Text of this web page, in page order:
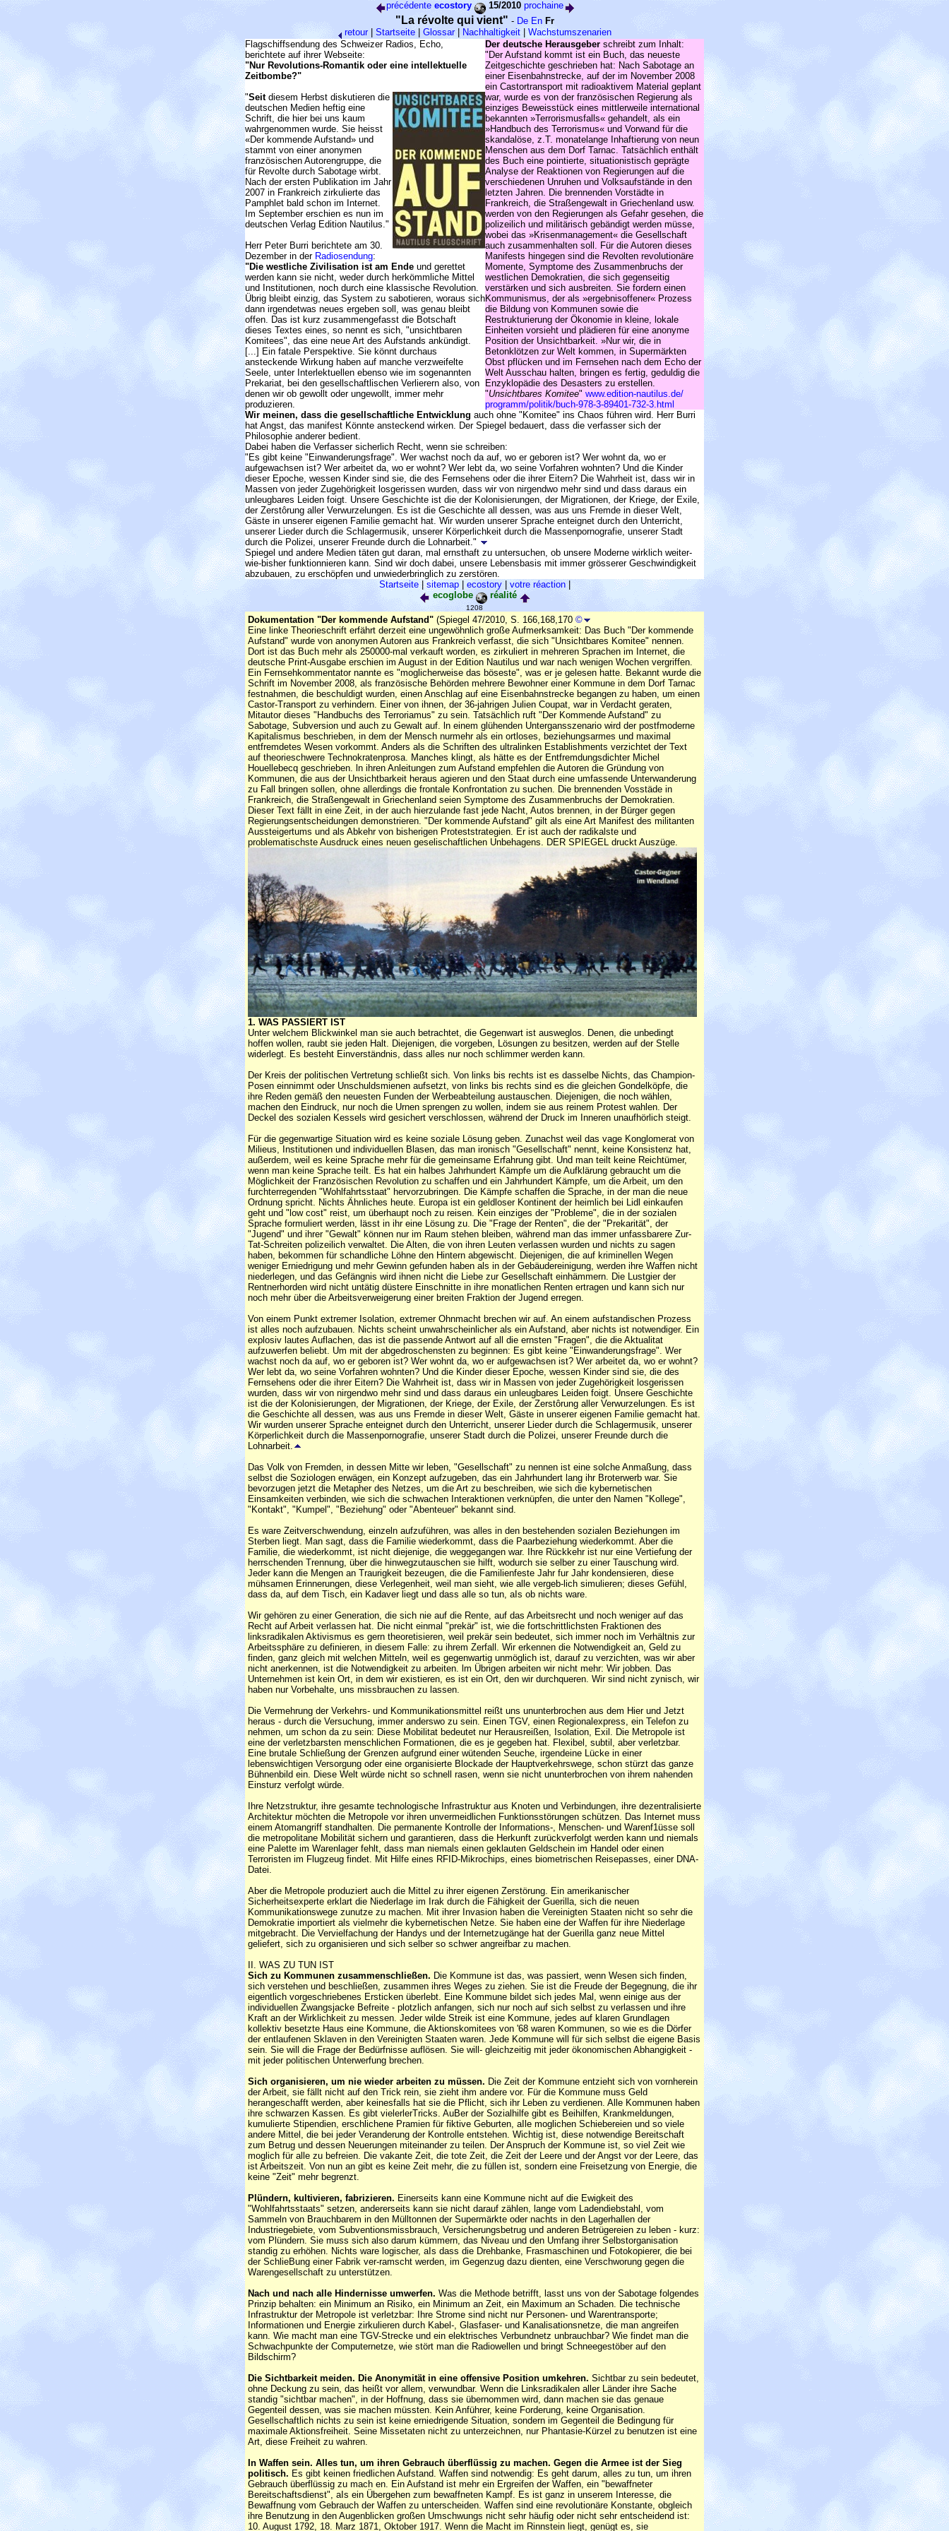
précédente ecostory 15/2010 prochaine
"La révolte qui vient" - De En Fr
retour| Startseite| Glossar| Nachhaltigkeit| Wachstumszenarien
Flagschiffsendung des Schweizer Radios, Echo,
berichtete auf ihrer Webseite:
"Nur Revolutions-Romantik oder eine intellektuelle
Zeitbombe?"
"Seitdiesem Herbst diskutieren die
deutschen Medien heftig eine
Schrift, die hier bei uns kaum
wahrgenommen wurde. Sie heisst
«Der kommende Aufstand» und
stammt von einer anonymen
französischen Autorengruppe, die
für Revolte durch Sabotage wirbt.
Nach der ersten Publikation im Jahr
2007 in Frankreich zirkulierte das
Pamphlet bald schon im Internet.
Im September erschien es nun im
deutschen Verlag Edition Nautilus."
Herr Peter Burri berichtete am 30.
Dezember in der Radiosendung:
"Die westliche Zivilisation ist am Ende und gerettet
werden kann sie nicht, weder durch herkömmliche Mittel
und Institutionen, noch durch eine klassische Revolution.
Übrig bleibt einzig, das System zu sabotieren, woraus sich
dann irgendetwas neues ergeben soll, was genau bleibt
offen. Das ist kurz zusammengefasst die Botschaft
dieses Textes eines, so nennt es sich, "unsichtbaren
Komitees", das eine neue Art des Aufstands ankündigt.
[...] Ein fatale Perspektive. Sie könnt durchaus
ansteckende Wirkung haben auf manche verzweifelte
Seele, unter Interlektuellen ebenso wie im sogenannten
Prekariat, bei den gesellschaftlischen Verlierern also, von
denen wir ob gewollt oder ungewollt, immer mehr
produzieren.
Der deutsche Herausgeber schreibt zum Inhalt:
"Der Aufstand kommt ist ein Buch, das neueste
Zeitgeschichte geschrieben hat: Nach Sabotage an
einer Eisenbahnstrecke, auf der im November 2008
ein Castortransport mit radioaktivem Material geplant
war, wurde es von der französischen Regierung als
einziges Beweisstück eines mittlerweile international
bekannten »Terrorismusfalls« gehandelt, als ein
»Handbuch des Terrorismus« und Vorwand für die
skandalöse, z.T. monatelange Inhaftierung von neun
Menschen aus dem Dorf Tarnac. Tatsächlich enthält
des Buch eine pointierte, situationistisch geprägte
Analyse der Reaktionen von Regierungen auf die
verschiedenen Unruhen und Volksaufstände in den
letzten Jahren. Die brennenden Vorstädte in
Frankreich, die Straßengewalt in Griechenland usw.
werden von den Regierungen als Gefahr gesehen, die
polizeilich und militärisch gebändigt werden müsse,
wobei das »Krisenmanagement« die Gesellschaft
auch zusammenhalten soll. Für die Autoren dieses
Manifests hingegen sind die Revolten revolutionäre
Momente, Symptome des Zusammenbruchs der
westlichen Demokratien, die sich gegenseitig
verstärken und sich ausbreiten. Sie fordern einen
Kommunismus, der als »ergebnisoffener« Prozess
die Bildung von Kommunen sowie die
Restrukturierung der Ökonomie in kleine, lokale
Einheiten vorsieht und plädieren für eine anonyme
Position der Unsichtbarkeit. »Nur wir, die in
Betonklötzen zur Welt kommen, in Supermärkten
Obst pflücken und im Fernsehen nach dem Echo der
Welt Ausschau halten, bringen es fertig, geduldig die
Enzyklopädie des Desasters zu erstellen.
"Unsichtbares Komitee" www.edition-nautilus.de/
programm/politik/buch-978-3-89401-732-3.html
Wir meinen, dass die gesellschaftliche Entwicklung auch ohne "Komitee" ins Chaos führen wird. Herr Burri
hat Angst, das manifest Könnte ansteckend wirken. Der Spiegel bedauert, dass die verfasser sich der
Philosophie anderer bedient.
Dabei haben die Verfasser sicherlich Recht, wenn sie schreiben:
"Es gibt keine "Einwanderungsfrage". Wer wachst noch da auf, wo er geboren ist? Wer wohnt da, wo er
aufgewachsen ist? Wer arbeitet da, wo er wohnt? Wer lebt da, wo seine Vorfahren wohnten? Und die Kinder
dieser Epoche, wessen Kinder sind sie, die des Fernsehens oder die ihrer Eitern? Die Wahrheit ist, dass wir in
Massen von jeder Zugehörigkeit losgerissen wurden, dass wir von nirgendwo mehr sind und dass daraus ein
unleugbares Leiden foigt. Unsere Geschichte ist die der Kolonisierungen, der Migrationen, der Kriege, der Exile,
der Zerstôrung aller Verwurzelungen. Es ist die Geschichte all dessen, was aus uns Fremde in dieser Welt,
Gäste in unserer eigenen Familie gemacht hat. Wir wurden unserer Sprache enteignet durch den Unterricht,
unserer Lieder durch die Schlagermusik, unserer Körperlichkeit durch die Massenpornografie, unserer Stadt
durch die Polizei, unserer Freunde durch die Lohnarbeit."
Spiegel und andere Medien täten gut daran, mal ernsthaft zu untersuchen, ob unsere Moderne wirklich weiter-
wie-bisher funktionnieren kann. Sind wir doch dabei, unsere Lebensbasis mit immer grösserer Geschwindigkeit
abzubauen, zu erschöpfen und unwiederbringlich zu zerstören.
Startseite|sitemap|ecostory| votre réaction|
ecoglobe
réalité
1208
Dokumentation "Der kommende Aufstand" (Spiegel 47/2010, S. 166,168,170 ©
Eine linke Theorieschrift erfährt derzeit eine ungewöhnlich große Aufmerksamkeit: Das Buch "Der kommende
Aufstand" wurde von anonymen Autoren aus Frankreich verfasst, die sich "Unsichtbares Komitee" nennen.
Dort ist das Buch mehr als 250000-mal verkauft worden, es zirkuliert in mehreren Sprachen im Internet, die
deutsche Print-Ausgabe erschien im August in der Edition Nautilus und war nach wenigen Wochen vergriffen.
Ein Fernsehkommentator nannte es "moglicherweise das böseste", was er je gelesen hatte. Bekannt wurde die
Schrift im November 2008, als französische Behörden mehrere Bewohner einer Kommune in dem Dorf Tarnac
festnahmen, die beschuldigt wurden, einen Anschlag auf eine Eisenbahnstrecke begangen zu haben, um einen
Castor-Transport zu verhindern. Einer von ihnen, der 36-jahrigen Julien Coupat, war in Verdacht geraten,
Mitautor dieses "Handbuchs des Terroriamus" zu sein. Tatsächlich ruft "Der Kommende Aufstand" zu
Sabotage, Subversion und auch zu Gewalt auf. ln einem glühenden Untergansszenario wird der postfmoderne
Kapitalismus beschrieben, in dem der Mensch nurmehr als ein ortloses, beziehungsarmes und maximal
entfremdetes Wesen vorkommt. Anders als die Schriften des ultralinken Establishments verzichtet der Text
auf theorieschwere Technokratenprosa. Manches klingt, als hätte es der Entfremdungsdichter Michel
Houellebecq geschrieben. ln ihren Anleitungen zum Aufstand empfehlen die Autoren die Gründung von
Kommunen, die aus der Unsichtbarkeit heraus agieren und den Staat durch eine umfassende Unterwanderung
zu Fall bringen sollen, ohne allerdings die frontale Konfrontation zu suchen. Die brennenden Vosstäde in
Frankreich, die Straßengewalt in Griechenland seien Symptome des Zusammenbruchs der Demokratien.
Dieser Text fällt in eine Zeit, in der auch hierzulande fast jede Nacht, Autos brennen, in der Bürger gegen
Regierungsentscheidungen demonstrieren. "Der kommende Aufstand" gilt als eine Art Manifest des militanten
Aussteigertums und als Abkehr von bisherigen Proteststrategien. Er ist auch der radikalste und
problematischste Ausdruck eines neuen geselischaftlichen Unbehagens. DER SPIEGEL druckt Auszüge.
1. WAS PASSIERT IST
Unter welchem Blickwinkel man sie auch betrachtet, die Gegenwart ist ausweglos. Denen, die unbedingt
hoffen wollen, raubt sie jeden Halt. Diejenigen, die vorgeben, Lösungen zu besitzen, werden auf der Stelle
widerlegt. Es besteht Einverständnis, dass alles nur noch schlimmer werden kann.
Der Kreis der politischen Vertretung schließt sich. Von links bis rechts ist es dasselbe Nichts, das Champion-
Posen einnimmt oder Unschuldsmienen aufsetzt, von links bis rechts sind es die gleichen Gondelköpfe, die
ihre Reden gemäß den neuesten Funden der Werbeabteilung austauschen. Diejenigen, die noch wählen,
machen den Eindruck, nur noch die Urnen sprengen zu wollen, indem sie aus reinem Protest wahlen. Der
Deckel des sozialen Kessels wird gesichert verschlossen, während der Druck im Inneren unaufhörlich steigt.
Für die gegenwartige Situation wird es keine soziale Lösung geben. Zunachst weil das vage Konglomerat von
Milieus, Institutionen und individuellen Blasen, das man ironisch "Gesellschaft" nennt, keine Konsistenz hat,
außerdem, weil es keine Sprache mehr für die gemeinsame Erfahrung gibt. Und man teilt keine Reichtümer,
wenn man keine Sprache teilt. Es hat ein halbes Jahrhundert Kämpfe um die Aufklärung gebraucht um die
Möglichkeit der Französischen Revolution zu schaffen und ein Jahrhundert Kämpfe, um die Arbeit, um den
furchterregenden "Wohlfahrtsstaat" hervorzubringen. Die Kämpfe schaffen die Sprache, in der man die neue
Ordnung spricht. Nichts Ähnliches heute. Europa ist ein geldloser Kontinent der heimlich bei Lidl einkaufen
geht und "low cost" reist, um überhaupt noch zu reisen. Kein einziges der "Probleme", die in der sozialen
Sprache formuliert werden, lässt in ihr eine Lösung zu. Die "Frage der Renten", die der "Prekarität", der
"Jugend" und ihrer "Gewalt" können nur im Raum stehen bleiben, während man das immer unfassbarere Zur-
Tat-Schreiten polizeilich verwaltet. Die Alten, die von ihren Leuten verlassen wurden und nichts zu sagen
haben, bekommen für schandliche Löhne den Hintern abgewischt. Diejenigen, die auf kriminellen Wegen
weniger Erniedrigung und mehr Gewinn gefunden haben als in der Gebäudereinigung, werden ihre Waffen nicht
niederlegen, und das Gefängnis wird ihnen nicht die Liebe zur Gesellschaft einhämmern. Die Lustgier der
Rentnerhorden wird nicht untätig düstere Einschnitte in ihre monatlichen Renten ertragen und kann sich nur
noch mehr über die Arbeitsverweigerung einer breiten Fraktion der Jugend erregen.
Von einem Punkt extremer Isolation, extremer Ohnmacht brechen wir auf. An einem aufstandischen Prozess
ist alles noch aufzubauen. Nichts scheint unwahrscheinlicher als ein Aufstand, aber nichts ist notwendiger. Ein
explosiv lautes Auflachen, das ist die passende Antwort auf all die ernsten "Fragen", die die Aktualitat
aufzuwerfen beliebt. Um mit der abgedroschensten zu beginnen: Es gibt keine "Einwanderungsfrage". Wer
wachst noch da auf, wo er geboren ist? Wer wohnt da, wo er aufgewachsen ist? Wer arbeitet da, wo er wohnt?
Wer lebt da, wo seine Vorfahren wohnten? Und die Kinder dieser Epoche, wessen Kinder sind sie, die des
Fernsehens oder die ihrer Eitern? Die Wahrheit ist, dass wir in Massen von jeder Zugehörigkeit losgerissen
wurden, dass wir von nirgendwo mehr sind und dass daraus ein unleugbares Leiden foigt. Unsere Geschichte
ist die der Kolonisierungen, der Migrationen, der Kriege, der Exile, der Zerstôrung aller Verwurzelungen. Es ist
die Geschichte all dessen, was aus uns Fremde in dieser Welt, Gäste in unserer eigenen Familie gemacht hat.
Wir wurden unserer Sprache enteignet durch den Unterricht, unserer Lieder durch die Schlagermusik, unserer
Körperlichkeit durch die Massenpornografie, unserer Stadt durch die Polizei, unserer Freunde durch die
Lohnarbeit.
Das Volk von Fremden, in dessen Mitte wir leben, "Gesellschaft" zu nennen ist eine solche Anmaßung, dass
selbst die Soziologen erwägen, ein Konzept aufzugeben, das ein Jahrhundert lang ihr Broterwerb war. Sie
bevorzugen jetzt die Metapher des Netzes, um die Art zu beschreiben, wie sich die kybernetischen
Einsamkeiten verbinden, wie sich die schwachen Interaktionen verknüpfen, die unter den Namen "Kollege",
"Kontakt", "Kumpel", "Beziehung" oder "Abenteuer" bekannt sind.
Es ware Zeitverschwendung, einzeln aufzuführen, was alles in den bestehenden sozialen Beziehungen im
Sterben liegt. Man sagt, dass die Familie wiederkommt, dass die Paarbeziehung wiederkommt. Aber die
Familie, die wiederkommt, ist nicht diejenige, die weggegangen war. Ihre Rückkehr ist nur eine Vertiefung der
herrschenden Trennung, über die hinwegzutauschen sie hilft, wodurch sie selber zu einer Tauschung wird.
Jeder kann die Mengen an Traurigkeit bezeugen, die die Familienfeste Jahr fur Jahr kondensieren, diese
mühsamen Erinnerungen, diese Verlegenheit, weil man sieht, wie alle vergeb-lich simulieren; dieses Gefühl,
dass da, auf dem Tisch, ein Kadaver liegt und dass alle so tun, aIs ob nichts ware.
Wir gehören zu einer Generation, die sich nie auf die Rente, auf das Arbeitsrecht und noch weniger auf das
Recht auf Arbeit verlassen hat. Die nicht einmal "prekär" ist, wie die fortschrittlichsten Fraktionen des
linksradikalen Aktivismus es gern theoretisieren, weil prekär sein bedeutet, sich immer noch im Verhältnis zur
Arbeitssphäre zu definieren, in diesem Falle: zu ihrem Zerfall. Wir erkennen die Notwendigkeit an, Geld zu
finden, ganz gleich mit welchen Mitteln, weil es gegenwartig unmöglich ist, darauf zu verzichten, was wir aber
nicht anerkennen, ist die Notwendigkeit zu arbeiten. lm Übrigen arbeiten wir nicht mehr: Wir jobben. Das
Unternehmen ist kein Ort, in dem wir existieren, es ist ein Ort, den wir durchqueren. Wir sind nicht zynisch, wir
haben nur Vorbehalte, uns missbrauchen zu lassen.
Die Vermehrung der Verkehrs- und Kommunikationsmittel reißt uns ununterbrochen aus dem Hier und Jetzt
heraus - durch die Versuchung, immer anderswo zu sein. Einen TGV, einen Regionalexpress, ein Telefon zu
nehmen, um schon da zu sein: Diese Mobilitat bedeutet nur Herausreißen, Isolation, Exil. Die Metropole ist
eine der verletzbarsten menschlichen Formationen, die es je gegeben hat. Flexibel, subtil, aber verletzbar.
Eine brutale Schließung der Grenzen aufgrund einer wütenden Seuche, irgendeine Lücke in einer
lebenswichtigen Versorgung oder eine organisierte Blockade der Hauptverkehrswege, schon stürzt das ganze
Bühnenbild ein. Diese Welt würde nicht so schnell rasen, wenn sie nicht ununterbrochen von ihrem nahenden
Einsturz verfolgt würde.
Ihre Netzstruktur, ihre gesamte technologische Infrastruktur aus Knoten und Verbindungen, ihre dezentralisierte
Architektur möchten die Metropole vor ihren unvermeidlichen Funktionsstörungen schützen. Das Internet muss
einem Atomangriff standhalten. Die permanente Kontrolle der Informations-, Menschen- und Warenf1üsse soll
die metropolitane Mobilität sichern und garantieren, dass die Herkunft zurückverfolgt werden kann und niemals
eine Palette im Warenlager fehlt, dass man niemals einen geklauten Geldschein im Handel oder einen
Terroristen im Flugzeug findet. Mit Hilfe eines RFID-Mikrochips, eines biometrischen Reisepasses, einer DNA-
Datei.
Aber die Metropole produziert auch die Mittel zu ihrer eigenen Zerstörung. Ein amerikanischer
Sicherheitsexperte erklart die Niederlage im Irak durch die Fähigkeit der Guerilla, sich die neuen
Kommunikationswege zunutze zu machen. Mit ihrer Invasion haben die Vereinigten Staaten nicht so sehr die
Demokratie importiert als vielmehr die kybernetischen Netze. Sie haben eine der Waffen für ihre Niederlage
mitgebracht. Die Vervielfachung der Handys und der Internetzugänge hat der Guerilla ganz neue Mittel
geliefert, sich zu organisieren und sich selber so schwer angreifbar zu machen.
II. WAS ZU TUN IST
Sich zu Kommunen zusammenschließen. Die Kommune ist das, was passiert, wenn Wesen sich finden,
sich verstehen und beschließen, zusammen ihres Weges zu ziehen. Sie ist die Freude der Begegnung, die ihr
eigentlich vorgeschriebenes Ersticken überlebt. Eine Kommune bildet sich jedes Mal, wenn einige aus der
individuellen Zwangsjacke Befreite - plotzlich anfangen, sich nur noch auf sich selbst zu verlassen und ihre
Kraft an der Wirklichkeit zu messen. Jeder wilde Streik ist eine Kommune, jedes auf klaren Grundlagen
kollektiv besetzte Haus eine Kommune, die Aktionskomitees von '68 waren Kommunen, so wie es die Dörfer
der entlaufenen Sklaven in den Vereinigten Staaten waren. Jede Kommune will für sich selbst die eigene Basis
sein. Sie will die Frage der Bedürfnisse auflösen. Sie will- gleichzeitig mit jeder ökonomischen Abhangigkeit -
mit jeder politischen Unterwerfung brechen.
Sich organisieren, um nie wieder arbeiten zu müssen. Die Zeit der Kommune entzieht sich von vornherein
der Arbeit, sie fällt nicht auf den Trick rein, sie zieht ihm andere vor. Für die Kommune muss Geld
herangeschafft werden, aber keinesfalls hat sie die Pflicht, sich ihr Leben zu verdienen. Alle Kommunen haben
ihre schwarzen Kassen. Es gibt vielerlerTricks. AuBer der Sozialhilfe gibt es Beihilfen, Krankmeldungen,
kumulierte Stipendien, erschlichene Pramien für fiktive Geburten, aIle moglichen Schiebereien und so viele
andere Mittel, die bei jeder Veranderung der Kontrolle entstehen. Wichtig ist, diese notwendige Bereitschaft
zum Betrug und dessen Neuerungen miteinander zu teilen. Der Anspruch der Kommune ist, so viel Zeit wie
moglich für alle zu befreien. Die vakante Zeit, die tote Zeit, die Zeit der Leere und der Angst vor der Leere, das
ist Arbeitszeit. Von nun an gibt es keine Zeit mehr, die zu füllen ist, sondern eine Freisetzung von Energie, die
keine "Zeit" mehr begrenzt.
Plündern, kultivieren, fabrizieren. Einerseits kann eine Kommune nicht auf die Ewigkeit des
"Wohlfahrtsstaats" setzen, andererseits kann sie nicht darauf zählen, lange vom Ladendiebstahl, vom
Sammeln von Brauchbarem in den Mülltonnen der Supermärkte oder nachts in den Lagerhallen der
Industriegebiete, vom Subventionsmissbrauch, Versicherungsbetrug und anderen Betrügereien zu leben - kurz:
vom Plündern. Sie muss sich also darum kümmern, das Niveau und den Umfang ihrer Selbstorganisation
standig zu erhöhen. Nichts ware logischer, aIs dass die Drehbanke, Frasmaschinen und Fotokopierer, die bei
der SchlieBung einer Fabrik ver-ramscht werden, im Gegenzug dazu dienten, eine Verschworung gegen die
Warengesellschaft zu unterstützen.
Nach und nach alle Hindernisse umwerfen. Was die Methode betrifft, lasst uns von der Sabotage folgendes
Prinzip behalten: ein Minimum an Risiko, ein Minimum an Zeit, ein Maximum an Schaden. Die technische
Infrastruktur der Metropole ist verletzbar: Ihre Strome sind nicht nur Personen- und Warentransporte;
Informationen und Energie zirkulieren durch Kabel-, Glasfaser- und Kanalisationsnetze, die man angreifen
kann. Wie macht man eine TGV-Strecke und ein elektrisches Verbundnetz unbrauchbar? Wie findet man die
Schwachpunkte der Computernetze, wie stört man die Radiowellen und bringt Schneegestöber auf den
Bildschirm?
Die Sichtbarkeit meiden. Die Anonymität in eine offensive Position umkehren. Sichtbar zu sein bedeutet,
ohne Deckung zu sein, das heißt vor allem, verwundbar. Wenn die Linksradikalen aller Länder ihre Sache
standig "sichtbar machen", in der Hoffnung, dass sie übernommen wird, dann machen sie das genaue
Gegenteil dessen, was sie machen müssten. Kein Anführer, keine Forderung, keine Organisation.
Gesellschaftlich nichts zu sein ist keine erniedrigende Situation, sondern im Gegenteil die Bedingung für
maximale Aktionsfreiheit. Seine Missetaten nicht zu unterzeichnen, nur Phantasie-Kürzel zu benutzen ist eine
Art, diese Freiheit zu wahren.
In Waffen sein. Alles tun, um ihren Gebrauch überflüssig zu machen. Gegen die Armee ist der Sieg
politisch. Es gibt keinen friedlichen Aufstand. Waffen sind notwendig: Es geht darum, alles zu tun, um ihren
Gebrauch überflüssig zu mach en. Ein Aufstand ist mehr ein Ergreifen der Waffen, ein "bewaffneter
Bereitschaftsdienst", aIs ein Übergehen zum bewaffneten Kampf. Es ist ganz in unserem Interesse, die
Bewaffnung vom Gebrauch der Waffen zu unterscheiden. Waffen sind eine revolutionäre Konstante, obgleich
ihre Benutzung in den Augenblicken großen Umschwungs nicht sehr häufig oder nicht sehr entscheidend ist:
10. August 1792, 18. Marz 1871, Oktober 1917. Wenn die Macht im Rinnstein liegt, genügt es, sie